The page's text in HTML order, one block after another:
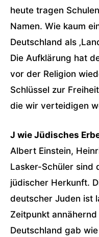
heute tragen
Namen. Wie kaum
Deutschland als
Die Aufklärung hat
vor der Religion
Schlüssel zur
die wir verteidigen
J wie Jüdisches
Albert Einstein,
Lasker-Schüler sind
jüdischer Herkunft.
deutscher Juden ist
Zeitpunkt
Deutschland gab